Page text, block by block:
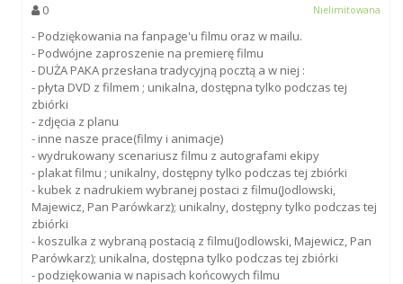
0 Nielimitowana
- Podziękowania na fanpage'u filmu oraz w mailu.
- Podwójne zaproszenie na premierę filmu
- DUŻA PAKA przesłana tradycyjną pocztą a w niej :
- płyta DVD z filmem ; unikalna, dostępna tylko podczas tej
zbiórki
- zdjęcia z planu
- inne nasze prace(filmy i animacje)
- wydrukowany scenariusz filmu z autografami ekipy
- plakat filmu ; unikalny, dostępny tylko podczas tej zbiórki
- kubek z nadrukiem wybranej postaci z filmu(Jodlowski,
Majewicz, Pan Parówkarz); unikalny, dostępny tylko podczas tej
zbiórki
- koszulka z wybraną postacią z filmu(Jodlowski, Majewicz, Pan
Parówkarz); unikalna, dostępna tylko podczas tej zbiórki
- podziękowania w napisach końcowych filmu